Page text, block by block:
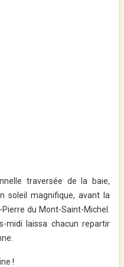
traversée de la baie,
soleil magnifique, avant la
du Mont-Saint-Michel.
midi laissa chacun repartir
!